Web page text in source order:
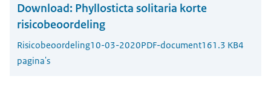
Download: Phyllosticta solitaria korte
risicobeoordeling
Risicobeoordeling10-03-2020PDF-document161.3 KB4
pagina's